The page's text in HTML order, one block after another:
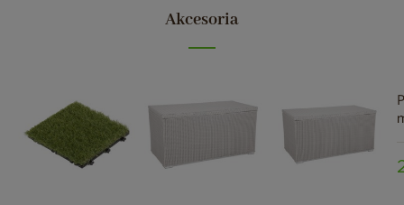
Akcesoria